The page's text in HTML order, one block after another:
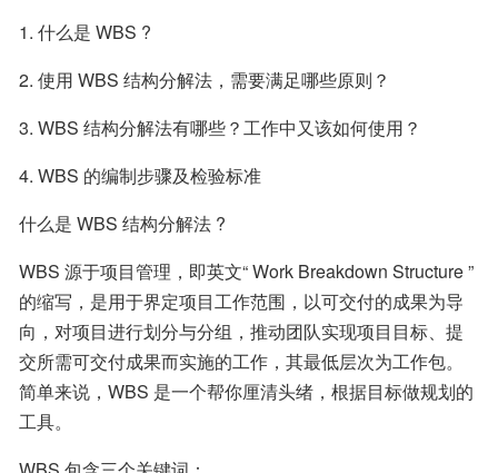
1. 什么是 WBS ?
2. 使用 WBS 结构分解法，需要满足哪些原则？
3. WBS 结构分解法有哪些？工作中又该如何使用？
4. WBS 的编制步骤及检验标准
什么是 WBS 结构分解法 ?
WBS 源于项目管理，即英文“ Work Breakdown Structure ”
的缩写，是用于界定项目工作范围，以可交付的成果为导
向，对项目进行划分与分组，推动团队实现项目目标、提
交所需可交付成果而实施的工作，其最低层次为工作包。
简单来说，WBS 是一个帮你厘清头绪，根据目标做规划的
工具。